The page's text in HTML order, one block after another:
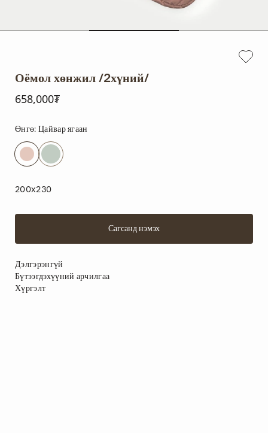
Оёмол хөнжил /2хүний/
658,000₮
Өнгө: Цайвар ягаан
200x230
Сагсанд нэмэх
Дэлгэрэнгүй
Бүтээгдэхүүний арчилгаа
Хүргэлт